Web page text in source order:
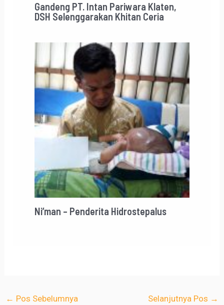
Gandeng PT. Intan Pariwara Klaten,
DSH Selenggarakan Khitan Ceria
Ni’man – Penderita Hidrostepalus
← Pos Sebelumnya Selanjutnya Pos →